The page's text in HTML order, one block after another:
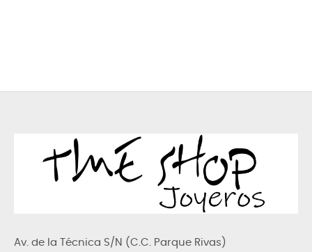
Av. de la Técnica S/N (C.C. Parque Rivas)